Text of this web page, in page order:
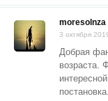
moresolnza
3 октября
Добрая
возраста.
постановка.